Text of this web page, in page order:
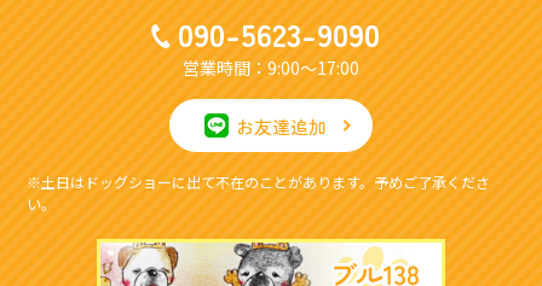
090-5623-9090
営業時間 9:00～17:00
お友達追加
※土日はドッグショーに出て不在のことがあります。予めご了承くださ
い。